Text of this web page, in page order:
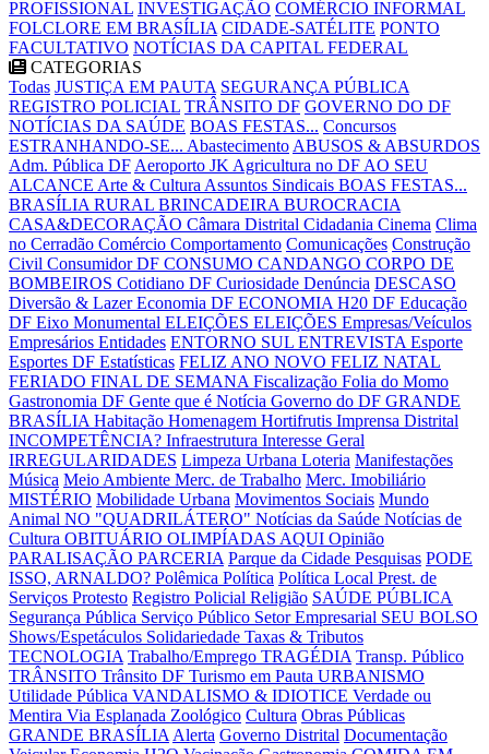
PROFISSIONAL INVESTIGAÇÃO COMÉRCIO INFORMAL
FOLCLORE EM BRASÍLIA CIDADE-SATÉLITE PONTO
FACULTATIVO NOTÍCIAS DA CAPITAL FEDERAL
CATEGORIAS
Todas JUSTIÇA EM PAUTA SEGURANÇA PÚBLICA
REGISTRO POLICIAL TRÂNSITO DF GOVERNO DO DF
NOTÍCIAS DA SAÚDE BOAS FESTAS... Concursos
ESTRANHANDO-SE... AbastecimentoABUSOS & ABSURDOS
Adm. Pública DFAeroporto JKAgricultura no DFAO SEU
ALCANCE Arte & CulturaAssuntos Sindicais BOAS FESTAS...
BRASÍLIA RURAL BRINCADEIRABUROCRACIA
CASA&DECORAÇÃO Câmara Distrital Cidadania Cinema Clima
no Cerradão Comércio Comportamento Comunicações Construção
Civil Consumidor DF CONSUMO CANDANGO CORPO DE
BOMBEIROS Cotidiano DF Curiosidade Denúncia DESCASO
Diversão & LazerEconomia DF ECONOMIA H20 DF Educação
DF Eixo Monumental ELEIÇÕES ELEIÇÕES Empresas/Veículos
Empresários Entidades ENTORNO SUL ENTREVISTAEsporte
Esportes DF Estatísticas FELIZ ANO NOVO FELIZ NATAL
FERIADO FINAL DE SEMANAFiscalização Folia do Momo
Gastronomia DF Gente que é Notícia Governo do DF GRANDE
BRASÍLIAHabitação Homenagem Hortifrutis Imprensa Distrital
INCOMPETÊNCIA? Infraestrutura Interesse Geral
IRREGULARIDADES Limpeza Urbana Loteria Manifestações
Música Meio Ambiente Merc. de Trabalho Merc. Imobiliário
MISTÉRIO Mobilidade Urbana Movimentos Sociais Mundo
Animal NO "QUADRILÁTERO" Notícias da Saúde Notícias de
Cultura OBITUÁRIO OLIMPÍADAS AQUI Opinião
PARALISAÇÃO PARCERIA Parque da Cidade Pesquisas PODE
ISSO, ARNALDO? Polêmica Política Política Local Prest. de
Serviços Protesto Registro Policial Religião SAÚDE PÚBLICA
Segurança Pública Serviço Público Setor Empresarial SEU BOLSO
Shows/Espetáculos Solidariedade Taxas & Tributos
TECNOLOGIA Trabalho/Emprego TRAGÉDIA Transp. Público
TRÂNSITO Trânsito DF Turismo em Pauta URBANISMO
Utilidade Pública VANDALISMO & IDIOTICE Verdade ou
Mentira Via Esplanada Zoológico Cultura Obras Públicas
GRANDE BRASÍLIAAlerta Governo Distrital Documentação